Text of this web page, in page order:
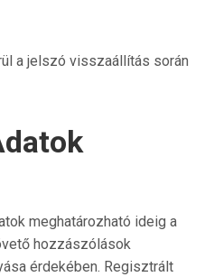
a jelszó visszaállítás során
meghatározható ideig a
hozzászólások
érdekében. Regisztrált